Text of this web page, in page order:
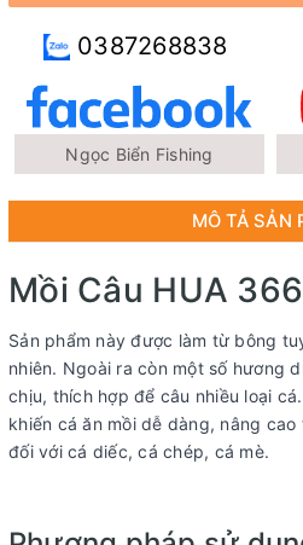
0387268838
Ngọc Biển Fishing
MÔ TẢ SẢN
Mồi Câu HUA
Sản phẩm này được làm từ bông
nhiên. Ngoài ra còn một số hương
chịu, thích hợp để câu nhiều loại
khiến cá ăn mồi dễ dàng, nâng
đối với cá diếc, cá chép, cá mè.